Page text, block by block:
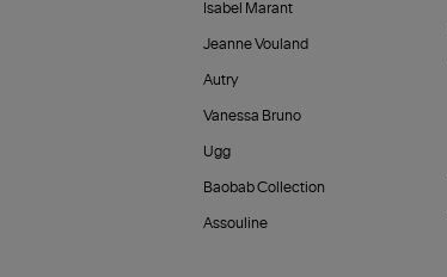
Isabel Marant
Jeanne Vouland
Autry
Vanessa Bruno
Ugg
Baobab Collection
Assouline